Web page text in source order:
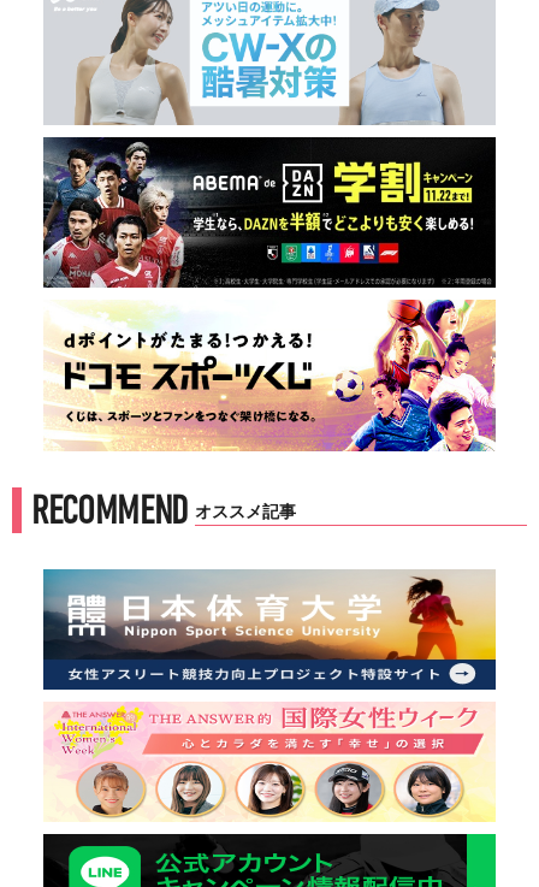
RECOMMEND オススメ記事